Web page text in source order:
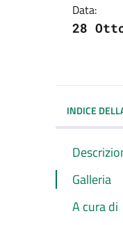
Data:
28
INDICE
Galleria
A cura di